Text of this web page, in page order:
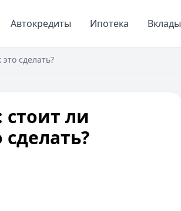
Автокредиты Ипотека Вклады
сделать?
ли